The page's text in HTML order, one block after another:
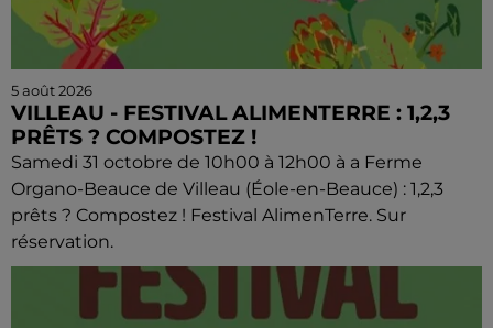
5 août 2026
VILLEAU - FESTIVAL ALIMENTERRE : 1,2,3
PRÊTS ? COMPOSTEZ !
Samedi 31 octobre de 10h00 à 12h00 à a Ferme
Organo-Beauce de Villeau (Éole-en-Beauce) : 1,2,3
prêts ? Compostez ! Festival AlimenTerre. Sur
réservation.